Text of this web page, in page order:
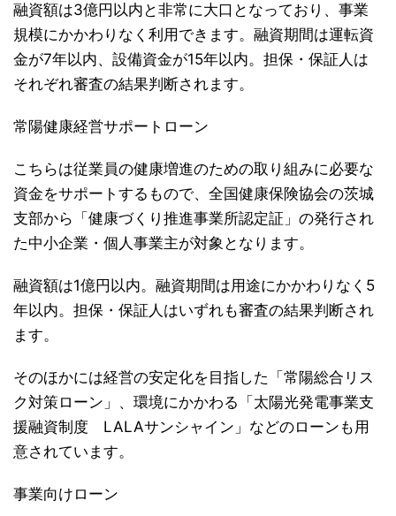
融資額は3億円以内と非常に大口となっており、事業
規模にかかわりなく利用できます。融資期間は運転資
金が7年以内、設備資金が15年以内。担保・保証人は
それぞれ審査の結果判断されます。
常陽健康経営サポートローン
こちらは従業員の健康増進のための取り組みに必要な
資金をサポートするもので、全国健康保険協会の茨城
支部から「健康づくり推進事業所認定証」の発行され
た中小企業・個人事業主が対象となります。
融資額は1億円以内。融資期間は用途にかかわりなく5
年以内。担保・保証人はいずれも審査の結果判断され
ます。
そのほかには経営の安定化を目指した「常陽総合リス
ク対策ローン」、環境にかかわる「太陽光発電事業支
援融資制度 LALAサンシャイン」などのローンも用
意されています。
事業向けローン